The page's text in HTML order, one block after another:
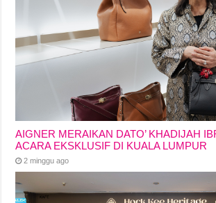
AIGNER MERAIKAN DATO’ KHADIJAH
ACARA EKSKLUSIF DI KUALA LUMPUR
2 minggu ago